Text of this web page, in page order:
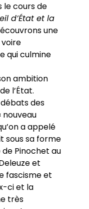
cours de
d’État et la
une
qui culmine
ambition
l’État.
des
nouveau
a appelé
sous sa forme
Pinochet au
et
fascisme et
ci et la
très